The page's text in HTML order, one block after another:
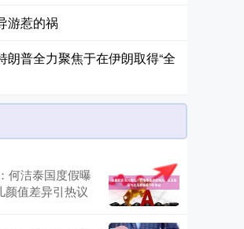
游惹的祸
朗普全力聚焦于在伊朗取得“全
何洁泰国度假曝
颜值差异引热议